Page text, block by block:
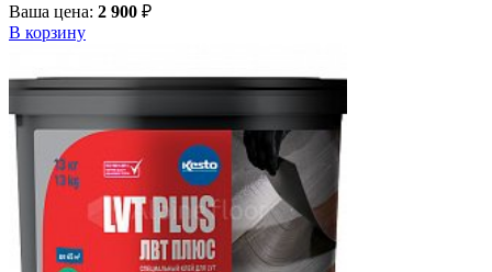
Ваша цена: 2 900 ₽
В корзину